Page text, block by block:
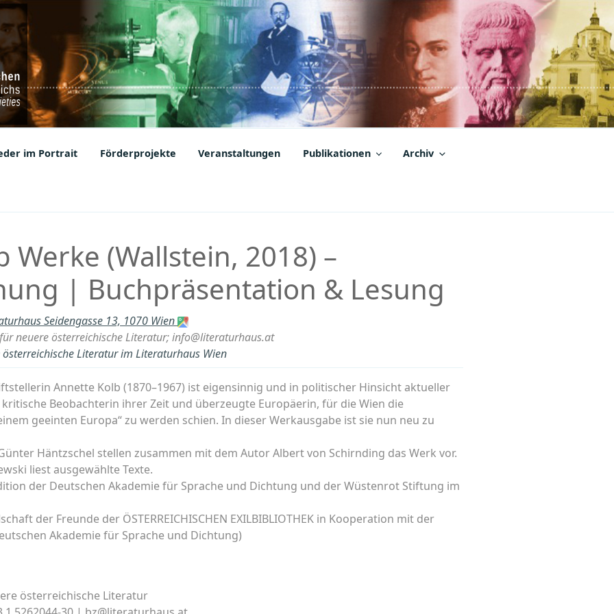
Societies
im Portrait Förderprojekte Veranstaltungen Publikationen Archiv
Werke (Wallstein, 2018) –
| Buchpräsentation & Lesung
Seidengasse 13, 1070 Wien
neuere österreichische Literatur; info@literaturhaus.at
Literatur im Literaturhaus Wien
Annette Kolb (1870–1967) ist eigensinnig und in politischer Hinsicht aktueller
kritische Beobachterin ihrer Zeit und überzeugte Europäerin, für die Wien die
geeinten Europa“ zu werden schien. In dieser Werkausgabe ist sie nun neu zu
Häntzschel stellen zusammen mit dem Autor Albert von Schirnding das Werk vor.
liest ausgewählte Texte.
der Deutschen Akademie für Sprache und Dichtung und der Wüstenrot Stiftung im
der Freunde der ÖSTERREICHISCHEN EXILBIBLIOTHEK in Kooperation mit der
Akademie für Sprache und Dichtung)
österreichische Literatur